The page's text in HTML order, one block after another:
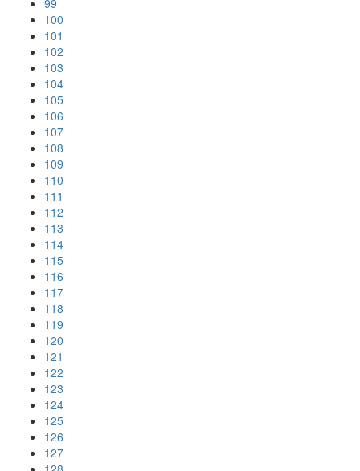
100
101
102
103
104
105
106
107
108
109
110
111
112
113
114
115
116
117
118
119
120
121
122
123
124
125
126
127